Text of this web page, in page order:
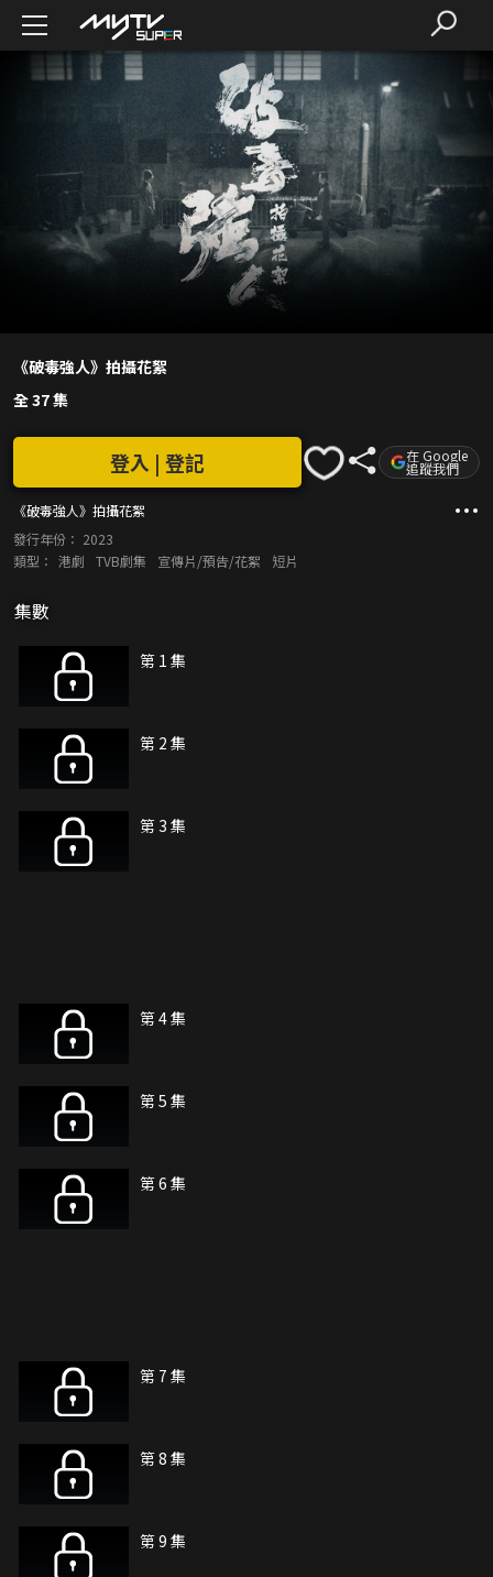
《破毒強人》拍攝花絮
全 37 集
《破毒強人》拍攝花絮
登入 | 登記 在 Google
追蹤我們
發行年份： 2023
類型： 港劇 TVB劇集 宣傳片/預告/花絮 短片
集數
第 1 集
第 2 集
第 3 集
第 4 集
第 5 集
第 6 集
第 7 集
第 8 集
第 9 集